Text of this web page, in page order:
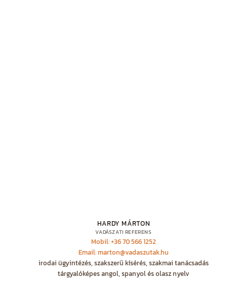
HARDY MÁRTON
VADÁSZATI REFERENS
Mobil: +36 70 566 1252
Email: marton@vadaszutak.hu
irodai ügyintézés, szakszerű kísérés, szakmai tanácsadás
tárgyalóképes angol, spanyol és olasz nyelv